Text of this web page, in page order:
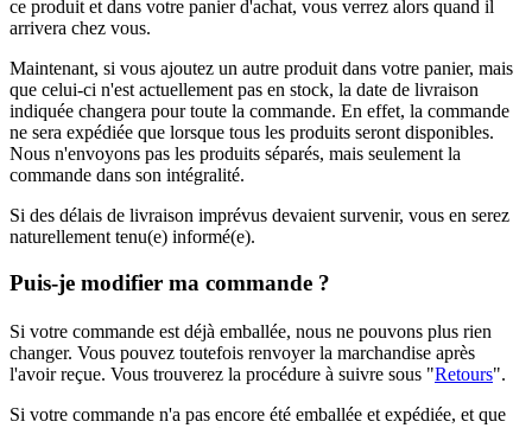
ce produit et dans votre panier d'achat, vous verrez alors quand il
arrivera chez vous.
Maintenant, si vous ajoutez un autre produit dans votre panier, mais
que celui-ci n'est actuellement pas en stock, la date de livraison
indiquée changera pour toute la commande. En effet, la commande
ne sera expédiée que lorsque tous les produits seront disponibles.
Nous n'envoyons pas les produits séparés, mais seulement la
commande dans son intégralité.
Si des délais de livraison imprévus devaient survenir, vous en serez
naturellement tenu(e) informé(e).
Puis-je modifier ma commande ?
Si votre commande est déjà emballée, nous ne pouvons plus rien
changer. Vous pouvez toutefois renvoyer la marchandise après
l'avoir reçue. Vous trouverez la procédure à suivre sous "Retours".
Si votre commande n'a pas encore été emballée et expédiée, et que